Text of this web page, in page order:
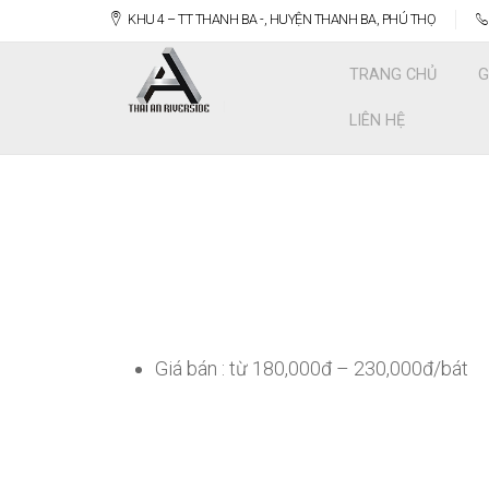
KHU 4 – TT THANH BA -, HUYỆN THANH BA, PHÚ THỌ
TRANG CHỦ
LIÊN HỆ
Giá bán : từ 180,000đ – 230,000đ/bát